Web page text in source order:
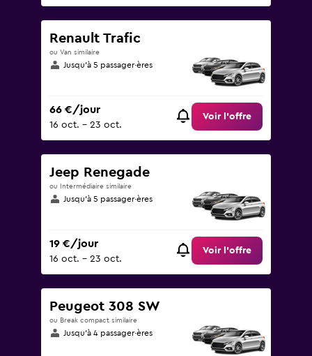
Renault Trafic
ou Van similaire
Jusqu’à 5 passager·ères
66 €/jour
16 oct. - 23 oct.
Voir l’offre
Jeep Renegade
ou Intermédiaire similaire
Jusqu’à 5 passager·ères
19 €/jour
16 oct. - 23 oct.
Voir l’offre
Peugeot 308 SW
ou Break compact similaire
Jusqu’à 4 passager·ères